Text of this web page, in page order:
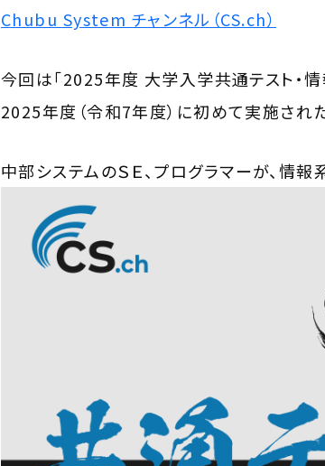
Chubu System チャンネル（CS.ch）
今回は「2025年度 大学入学共通テスト・情
2025年度（令和7年度）に初めて実施され
中部システムのＳＥ、プログラマーが、情